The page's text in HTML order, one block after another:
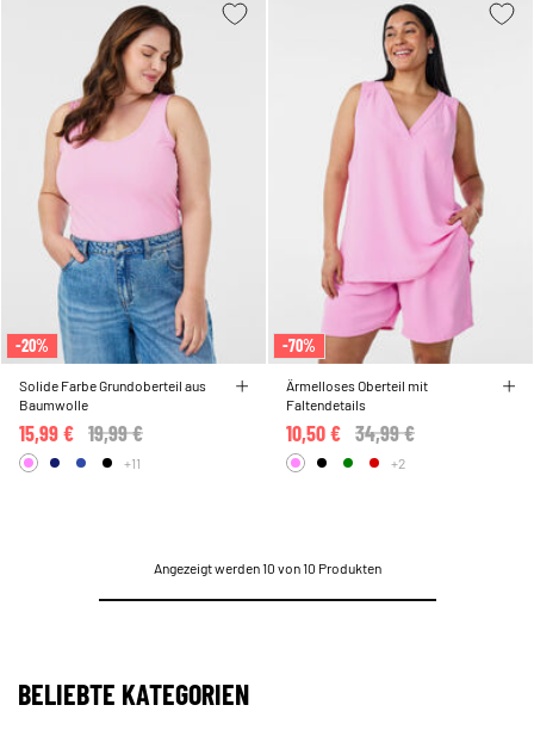
-20%
Solide Farbe Grundoberteil aus
Baumwolle
Price reduced from
19,99 €
15,99 €
+11
-70%
Ärmelloses Oberteil mit
Faltendetails
Price reduced from
34,99 €
10,50 €
+2
Angezeigt werden 10 von 10 Produkten
BELIEBTE KATEGORIEN